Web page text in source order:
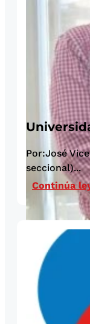
Por:José
seccional)...
Continúa